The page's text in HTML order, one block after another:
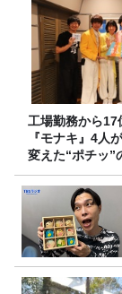
工場勤務から
『モナキ』4人
変えた“ポチッ”